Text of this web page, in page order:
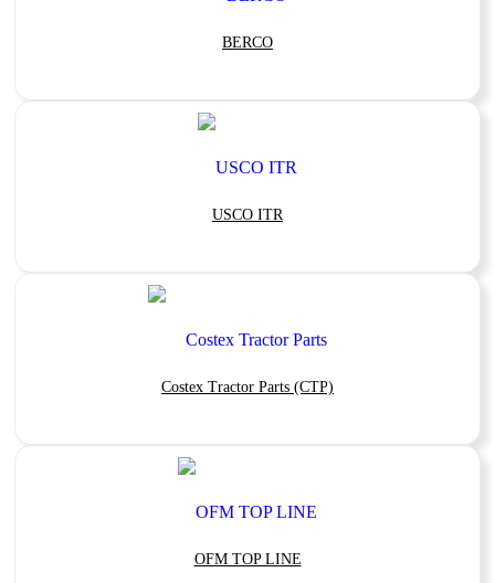
BERCO
USCO ITR
Costex Tractor Parts (CTP)
OFM TOP LINE